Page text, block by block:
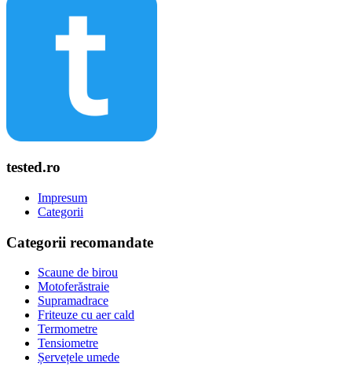
tested.ro
Impresum
Categorii
Categorii recomandate
Scaune de birou
Motoferăstraie
Supramadrace
Friteuze cu aer cald
Termometre
Tensiometre
Șervețele umede